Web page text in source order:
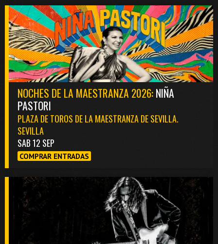
NOCHES DE LA MAESTRANZA 2026:NIÑA
PASTORI
PLAZA DE TOROS DE LA MAESTRANZA DE SEVILLA.
SEVILLA
SAB 12 SEP
COMPRAR ENTRADAS